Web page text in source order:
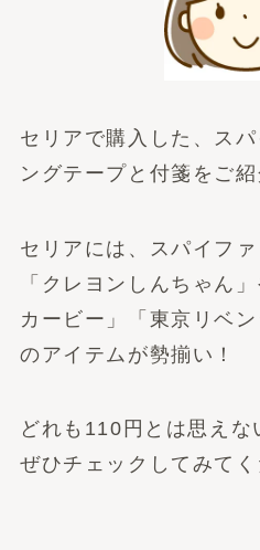
セリアで購入した、ス
ングテープと付箋をご紹
セリアには、スパイファ
「クレヨンしんちゃん
カービー」「東京リベ
のアイテムが勢揃い！
どれも110円とは思えな
ぜひチェックしてみてく